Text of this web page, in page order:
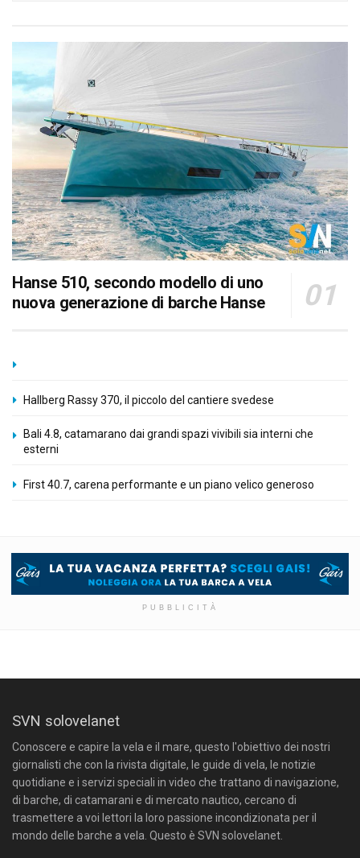
Hanse 510, secondo modello di uno
nuova generazione di barche Hanse
Hallberg Rassy 370, il piccolo del cantiere svedese
Bali 4.8, catamarano dai grandi spazi vivibili sia interni che
esterni
First 40.7, carena performante e un piano velico generoso
PUBBLICITÀ
SVN solovelanet
Conoscere e capire la vela e il mare, questo l'obiettivo dei nostri
giornalisti che con la rivista digitale, le guide di vela, le notizie
quotidiane e i servizi speciali in video che trattano di navigazione,
di barche, di catamarani e di mercato nautico, cercano di
trasmettere a voi lettori la loro passione incondizionata per il
mondo delle barche a vela. Questo è SVN solovelanet.